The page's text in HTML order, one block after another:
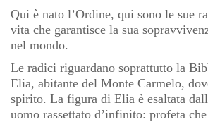
Qui è nato l’Ordine, qui sono le sue
vita che garantisce la sua
nel mondo.
Le radici riguardano soprattutto la
Elia, abitante del Monte Carmelo,
spirito. La figura di Elia è esaltata
uomo rassettato d’infinito: profeta